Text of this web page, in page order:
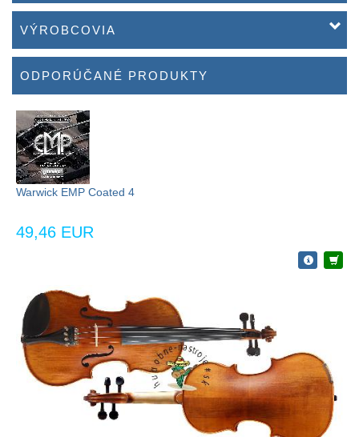
VÝROBCOVIA
ODPORÚČANÉ PRODUKTY
Warwick EMP Coated 4
49,46 EUR